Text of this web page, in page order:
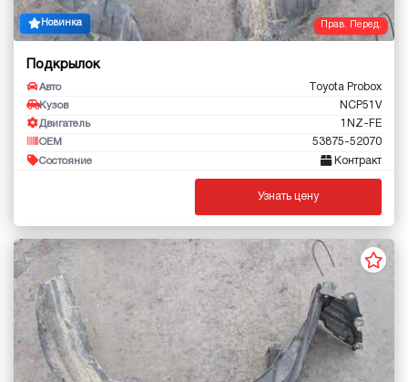
Прав. Перед.
Новинка
Подкрылок
Авто Toyota Probox
Кузов NCP51V
Двигатель 1NZ-FE
OEM 53875-52070
Состояние Контракт
Узнать цену